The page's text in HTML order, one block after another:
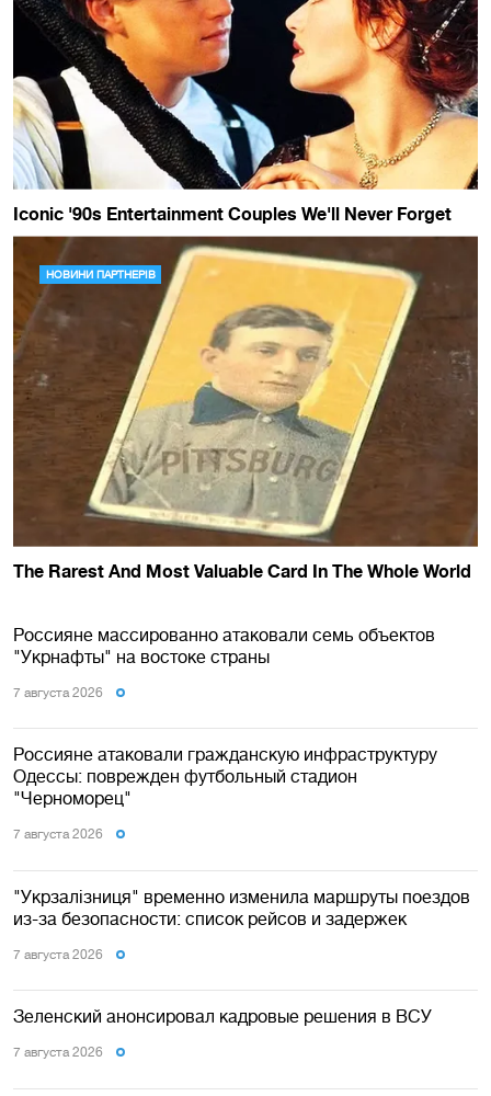
Россияне массированно атаковали семь объектов
"Укрнафты" на востоке страны
7 августа 2026
Россияне атаковали гражданскую инфраструктуру
Одессы: поврежден футбольный стадион
"Черноморец"
7 августа 2026
"Укрзалізниця" временно изменила маршруты поездов
из-за безопасности: список рейсов и задержек
7 августа 2026
Зеленский анонсировал кадровые решения в ВСУ
7 августа 2026